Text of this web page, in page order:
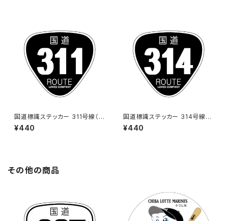
国道標識ステッカー 311号線（ブ
ラック）
¥440
国道標識ステッカー 314号線
（ブラック）
¥440
その他の商品